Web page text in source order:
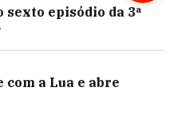
episódio da 3ª
com a Lua e abre